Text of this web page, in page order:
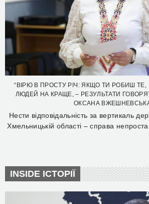
“ВІРЮ В ПРОСТУ РІЧ: ЯКЩО ТИ РОБИШ
ЛЮДЕЙ НА КРАЩЕ, – РЕЗУЛЬТАТИ
ОКСАНА
Нести відповідальність за вертикаль
Хмельницькій області – справа
INSIDE ІСТОРІЇ